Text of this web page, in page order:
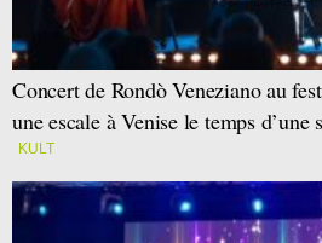
Concert de Rondò Veneziano au
une escale à Venise le temps d’une
KULT